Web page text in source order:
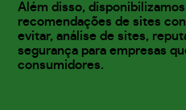
Além disso,
recomendações de sites
evitar, análise de sites,
segurança para empresas
consumidores.